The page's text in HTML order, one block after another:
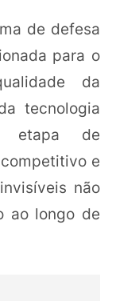
de defesa
para o
da
tecnologia
etapa de
e
não
ao longo de